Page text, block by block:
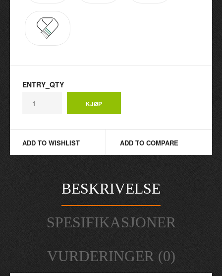
ENTRY_QTY
ADD TO WISHLIST ADD TO COMPARE
BESKRIVELSE
SPESIFIKASJONER
VURDERINGER (0)